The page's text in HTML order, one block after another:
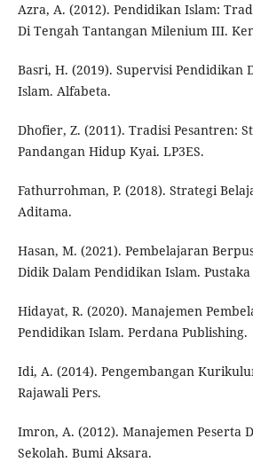
Azra, A. (2012). Pendidikan Islam:
Di Tengah Tantangan Milenium III.
Basri, H. (2019). Supervisi Pendidikan
Islam. Alfabeta.
Dhofier, Z. (2011). Tradisi Pesantren:
Pandangan Hidup Kyai. LP3ES.
Fathurrohman, P. (2018). Strategi
Aditama.
Hasan, M. (2021). Pembelajaran
Didik Dalam Pendidikan Islam.
Hidayat, R. (2020). Manajemen
Pendidikan Islam. Perdana Publishing.
Idi, A. (2014). Pengembangan
Rajawali Pers.
Imron, A. (2012). Manajemen Peserta
Sekolah. Bumi Aksara.